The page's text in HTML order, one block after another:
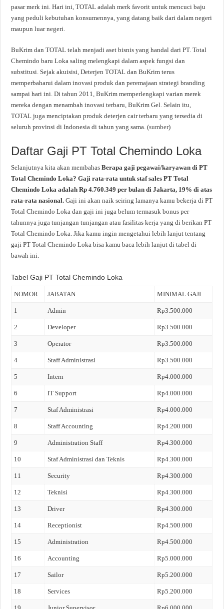
pasar merk ini. Hari ini, TOTAL adalah merk favorit untuk mencuci baju
yang peduli kebutuhan konsumennya, yang datang baik dari dalam negeri
maupun luar negeri.
BuKrim dan TOTAL telah menjadi aset bisnis yang handal dari PT. Total
Chemindo baru Loka saling melengkapi dalam aspek fungsi dan
substitusi. Sejak akuisisi, Deterjen TOTAL dan BuKrim terus
memperbaharui dalam inovasi produk dan peremajaan strategi branding
sampai hari ini. Di tahun 2011, BuKrim memperlengkapi varian merek
mereka dengan menambah inovasi terbaru, BuKrim Gel. Selain itu,
TOTAL juga menciptakan produk deterjen cair terbaru yang tersedia di
seluruh provinsi di Indonesia di tahun yang sama. (sumber)
Daftar Gaji PT Total Chemindo Loka
Selanjutnya kita akan membahasBerapa gaji pegawai/karyawan di PT
Total Chemindo Loka? Gaji rata-rata untuk staf sales PT Total
Chemindo Loka adalah Rp 4.760.349 per bulan di Jakarta, 19% di atas
rata-rata nasional.Gaji ini akan naik seiring lamanya kamu bekerja di PT
Total Chemindo Loka dan gaji ini juga belum termasuk bonus per
tahunnya juga tunjangan tunjangan atau fasilitas kerja yang di berikan PT
Total Chemindo Loka. Jika kamu ingin mengetahui lebih lanjut tentang
gaji PT Total Chemindo Loka bisa kamu baca lebih lanjut di tabel di
bawah ini.
Tabel Gaji PT Total Chemindo Loka
NOMOR JABATAN MINIMAL GAJI
1 Admin Rp3.500.000
2 Developer Rp3.500.000
3 Operator Rp3.500.000
4 Staff Administrasi Rp3.500.000
5 Intern Rp4.000.000
6 IT Support Rp4.000.000
7 Staf Administrasi Rp4.000.000
8 Staff Accounting Rp4.200.000
9 Administration Staff Rp4.300.000
10 Staf Administrasi dan Teknis Rp4.300.000
11 Security Rp4.300.000
12 Teknisi Rp4.300.000
13 Driver Rp4.300.000
14 Receptionist Rp4.500.000
15 Administration Rp4.500.000
16 Accounting Rp5.000.000
17 Sailor Rp5.200.000
18 Services Rp5.200.000